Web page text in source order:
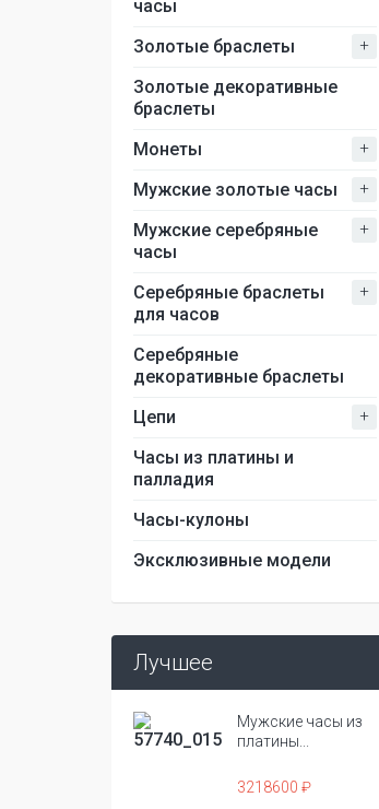
часы
Золотые браслеты +
Золотые декоративные
браслеты
Монеты
+
Мужские золотые часы +
Мужские серебряные
часы
+
Серебряные браслеты
для часов
+
Серебряные
декоративные браслеты
Цепи
+
Часы из платины и
палладия
Часы-кулоны
Эксклюзивные модели
Лучшее
Мужские часы из
платины...
3218600 ₽